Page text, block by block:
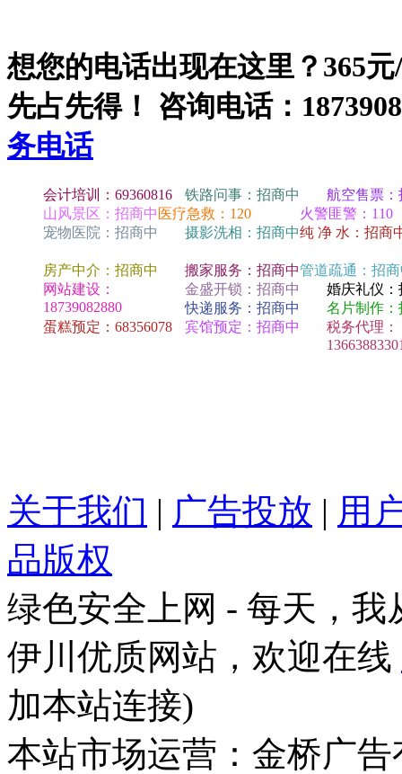
想您的电话出现在这里？365
先占先得！ 咨询电话：
务电话
会计培训：69360816 铁路问事：招商中
航空售票：
山风景区：招商中 医疗急救：120
火警匪警：110
宠物医院：招商中
摄影洗相：招商中纯 净 水：招商
房产中介：招商中 搬家服务：招商中管道疏通：招
网站建设：
18739082880
金盛开锁：招商中
婚庆礼仪：
快递服务：招商中
名片制作：
蛋糕预定：68356078
宾馆预定：招商中
税务代理：
关于我们 | 广告投放 | 用
品版权
绿色安全上网 - 每天，
伊川优质网站，欢迎在线
加本站连接)
本站市场运营：金桥广